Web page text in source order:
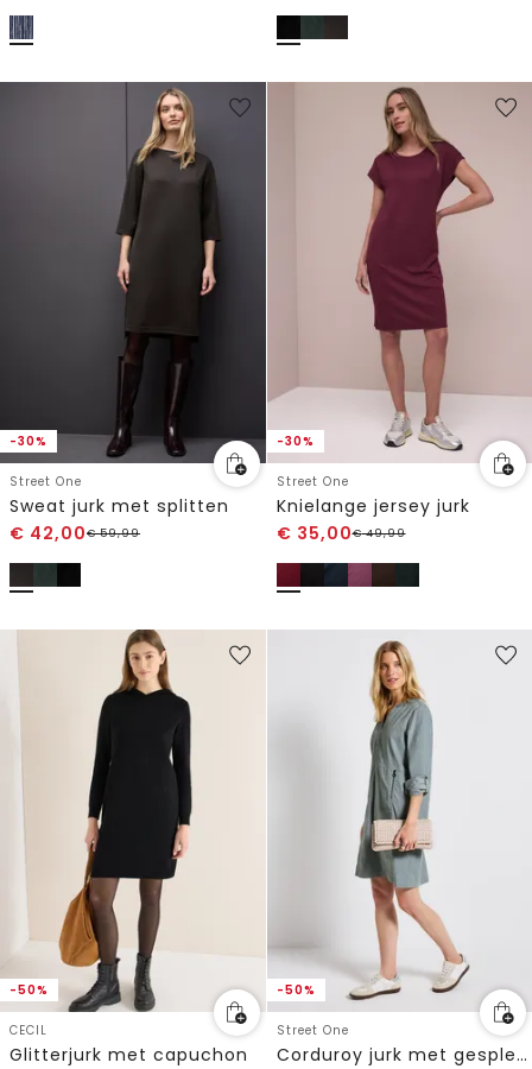
-30%
Street One
Sweat jurk met splitten
€ 42,00€59,99
-30%
Street One
Knielange jersey jurk
€ 35,00€49,99
-50%
CECIL
Glitterjurk met capuchon
-50%
Street One
Corduroy jurk met gespleten hals